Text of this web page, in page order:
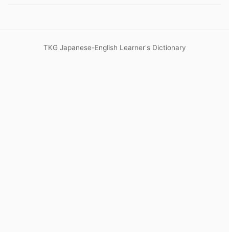
TKG Japanese-English Learner's Dictionary